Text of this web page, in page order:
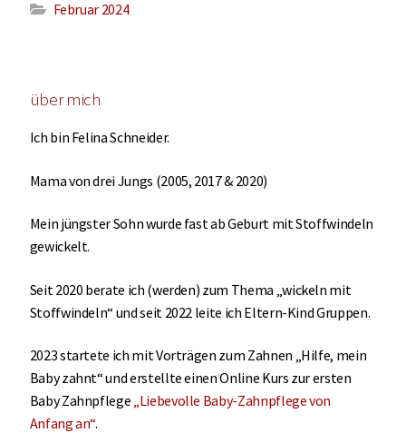
Februar 2024
über mich
Ich bin Felina Schneider.
Mama von drei Jungs (2005, 2017 & 2020)
Mein jüngster Sohn wurde fast ab Geburt mit Stoffwindeln
gewickelt.
Seit 2020 berate ich (werden) zum Thema „wickeln mit
Stoffwindeln“ und seit 2022 leite ich Eltern-Kind Gruppen.
2023 startete ich mit Vorträgen zum Zahnen „Hilfe, mein
Baby zahnt“ und erstellte einen Online Kurs zur ersten
Baby Zahnpflege „Liebevolle Baby-Zahnpflege von
Anfang an“.